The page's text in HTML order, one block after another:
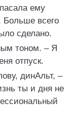
ему
Больше всего
сделано.
тоном. – Я
отпуск.
динАльт, –
ты и дня не